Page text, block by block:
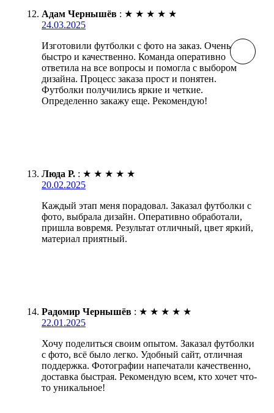
Адам Чернышёв : ★ ★ ★ ★ ★
24.03.2025
Изготовили футболки с фото на заказ. Очень
быстро и качественно. Команда оперативно
ответила на все вопросы и помогла с выбором
дизайна. Процесс заказа прост и понятен.
Футболки получились яркие и четкие.
Определенно закажу еще. Рекомендую!
Люда Р. : ★ ★ ★ ★ ★
20.02.2025
Каждый этап меня порадовал. Заказал футболки с
фото, выбрала дизайн. Оперативно обработали,
пришла вовремя. Результат отличный, цвет яркий,
материал приятный.
Радомир Чернышёв : ★ ★ ★ ★ ★
22.01.2025
Хочу поделиться своим опытом. Заказал футболки
с фото, всё было легко. Удобный сайт, отличная
поддержка. Фотографии напечатали качественно,
доставка быстрая. Рекомендую всем, кто хочет что-
то уникальное!